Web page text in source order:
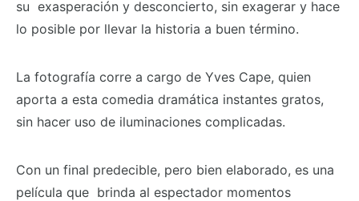
su exasperación y desconcierto, sin exagerar y hace
lo posible por llevar la historia a buen término.
La fotografía corre a cargo de Yves Cape, quien
aporta a esta comedia dramática instantes gratos,
sin hacer uso de iluminaciones complicadas.
Con un final predecible, pero bien elaborado, es una
película que brinda al espectador momentos